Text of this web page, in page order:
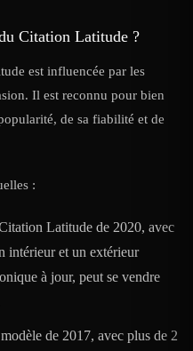
Citation Latitude ?
est influencée par les
Il est reconnu pour bien
de sa fiabilité et de
:
Latitude de 2020, avec
intérieur et un extérieur
à jour, peut se vendre
de 2017, avec plus de 2